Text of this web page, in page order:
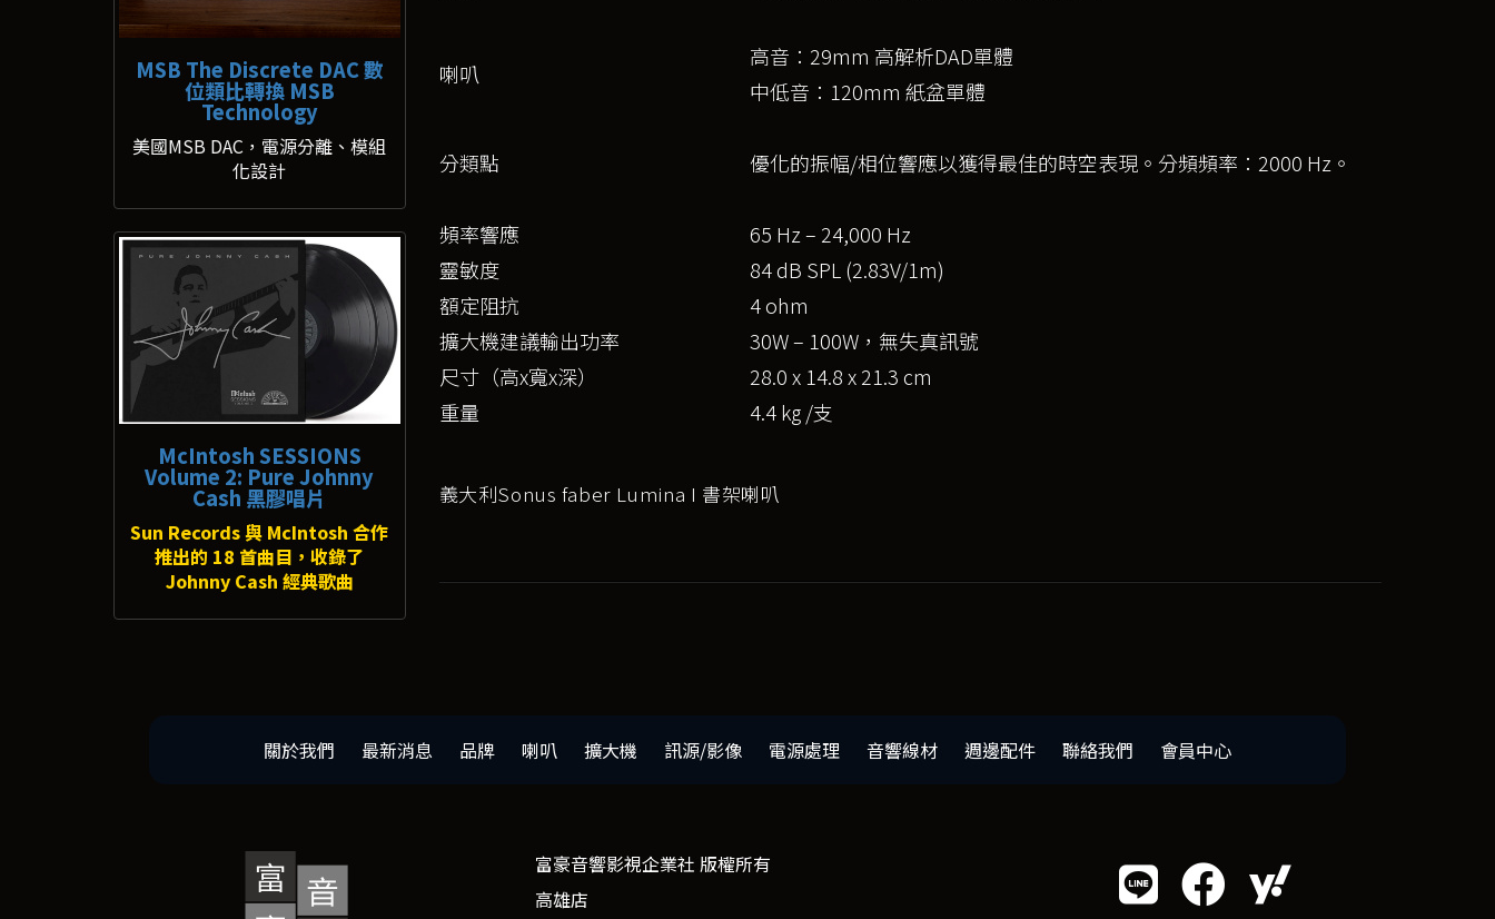
MSB The Discrete DAC 數
位類比轉換 MSB
Technology
美國MSB DAC，電源分離、模組
化設計
McIntosh SESSIONS
Volume 2: Pure Johnny
Cash 黑膠唱片
Sun Records 與 McIntosh 合作
推出的 18 首曲目，收錄了
Johnny Cash 經典歌曲
喇叭
高音：29mm 高解析DAD單體
中低音：120mm 紙盆單體
分類點 優化的振幅/相位響應以獲得最佳的時空表現。分頻頻率：2000 Hz。
頻率響應
65 Hz – 24,000 Hz
靈敏度
84 dB SPL (2.83V/1m)
額定阻抗
4 ohm
擴大機建議輸出功率
30W – 100W，無失真訊號
尺寸（高x寬x深）
28.0 x 14.8 x 21.3 cm
重量
4.4 kg /支
義大利Sonus faber Lumina I 書架喇叭
關於我們 最新消息 品牌 喇叭 擴大機 訊源/影像 電源處理 音響線材 週邊配件 聯絡我們 會員中心
富豪音響影視企業社 版權所有
高雄店